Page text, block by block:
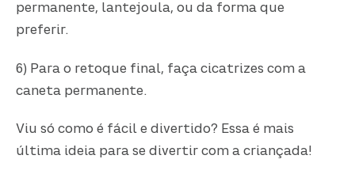
permanente, lantejoula, ou da forma que
preferir.
6) Para o retoque final, faça cicatrizes com a
caneta permanente.
Viu só como é fácil e divertido? Essa é mais
última ideia para se divertir com a criançada!